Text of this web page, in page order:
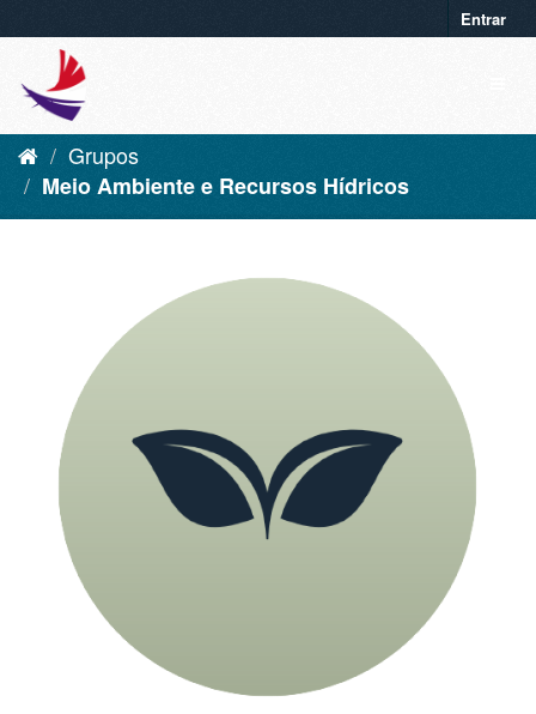
Entrar
Grupos
Meio Ambiente e Recursos Hídricos